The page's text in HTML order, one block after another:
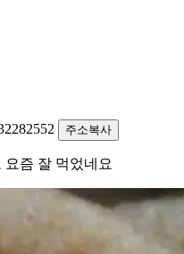
주소복사
즘 잘 먹었네요